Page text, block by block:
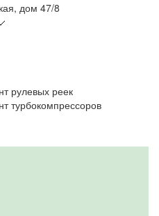
дом 47/8
рулевых реек
турбокомпрессоров